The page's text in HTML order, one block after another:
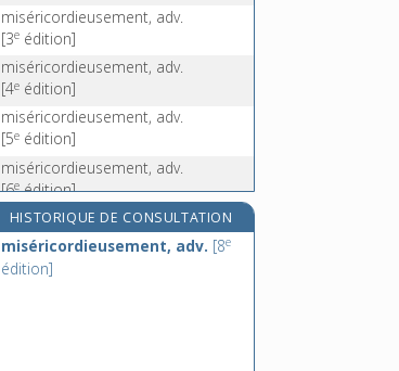
miséricordieusement, adv.
[3e édition]
miséricordieusement, adv.
[4e édition]
miséricordieusement, adv.
[5e édition]
miséricordieusement, adv.
[6eédition]
miséricordieusement, adv.
[7eédition]
miséricordieusement, adv.
HISTORIQUE DE CONSULTATION
miséricordieusement, adv. [8e
édition]